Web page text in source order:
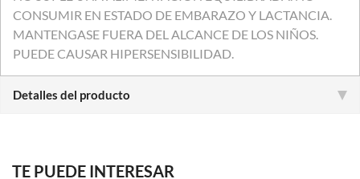
CONSUMIR EN ESTADO DE EMBARAZO Y LACTANCIA.
MANTENGASE FUERA DEL ALCANCE DE LOS NIÑOS.
PUEDE CAUSAR HIPERSENSIBILIDAD.
Detalles del producto
TE PUEDE INTERESAR